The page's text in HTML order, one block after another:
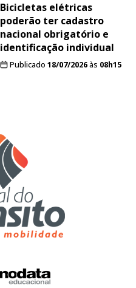
Bicicletas elétricas
poderão ter cadastro
nacional obrigatório e
identificação individual
Publicado 18/07/2026às 08h15